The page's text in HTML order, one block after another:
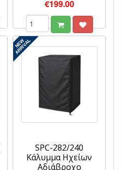
€199.00
SPC-282/240
Κάλυμμα Ηχείων
Αδιάβροχο